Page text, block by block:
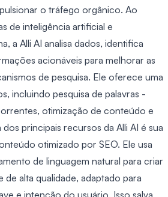
o tráfego orgânico. Ao
de inteligência artificial e
a Alli AI analisa dados, identifica
acionáveis ​​para melhorar as
de pesquisa. Ele oferece uma
incluindo pesquisa de palavras -
otimização de conteúdo e
principais recursos da Alli AI é sua
otimizado por SEO. Ele usa
de linguagem natural para criar
alta qualidade, adaptado para